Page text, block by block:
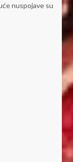
nuspojave su